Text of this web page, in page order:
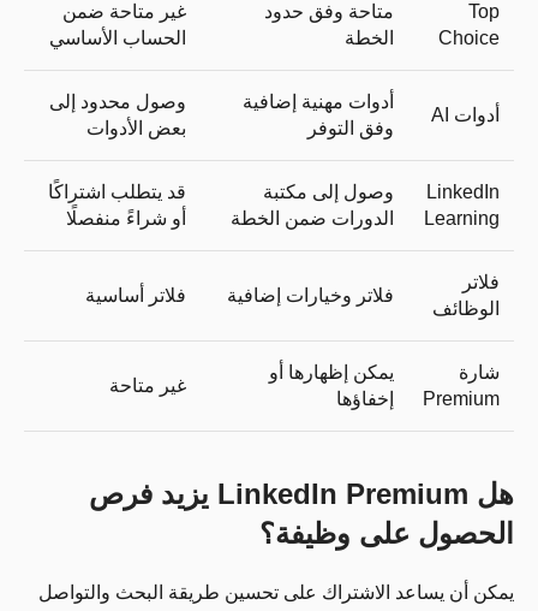
Top
Choice
متاحة وفق حدود
الخطة
غير متاحة ضمن
الحساب الأساسي
أدوات AI
أدوات مهنية إضافية
وفق التوفر
وصول محدود إلى
بعض الأدوات
LinkedIn
Learning
وصول إلى مكتبة
الدورات ضمن الخطة
قد يتطلب اشتراكًا
أو شراءً منفصلًا
فلاتر
الوظائف
فلاتر وخيارات إضافية فلاتر أساسية
شارة
Premium
يمكن إظهارها أو
إخفاؤها
غير متاحة
هل LinkedIn Premium يزيد فرص
الحصول على وظيفة؟
يمكن أن يساعد الاشتراك على تحسين طريقة البحث والتواصل